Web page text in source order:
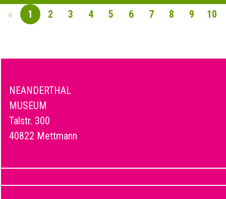
« 1 2 3 4 5 6 7 8 9 10
NEANDERTHAL
MUSEUM
Talstr. 300
40822 Mettmann